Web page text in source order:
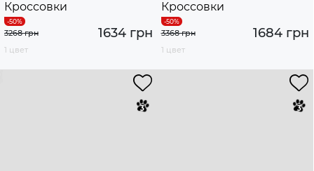
Кроссовки
1634 грн
3268 грн
1 цвет
Кроссовки
1684 грн
3368 грн
1 цвет